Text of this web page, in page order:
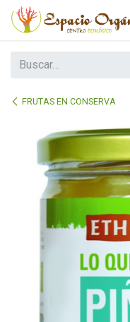
Ir al contenido
FRUTAS EN CONSERVA